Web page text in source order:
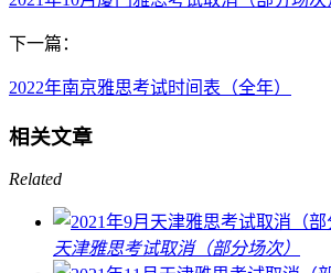
下一篇：
2022年南京雅思考试时间表（全年）
相关文章
Related
天津雅思考试取消（部分场次）